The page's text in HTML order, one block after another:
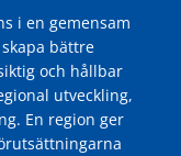
i en gemensam
bättre
och hållbar
utveckling,
En region ger